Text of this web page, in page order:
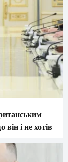
і не хотів